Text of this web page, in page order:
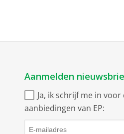
Aanmelden
Ja, ik schrijf me in
aanbiedingen van EP: